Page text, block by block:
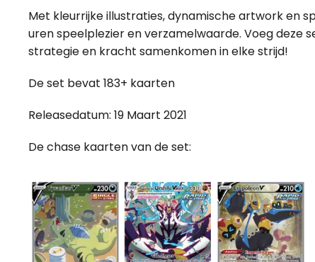
Met kleurrijke illustraties, dynamische artwork en
uren speelplezier en verzamelwaarde. Voeg deze
strategie en kracht samenkomen in elke strijd!
De set bevat 183+ kaarten
Releasedatum: 19 Maart 2021
De chase kaarten van de set: